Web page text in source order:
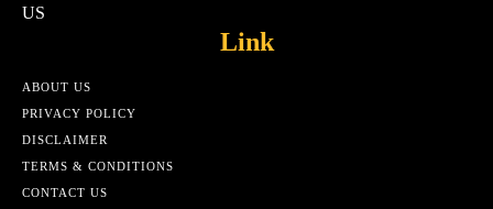
US
Link
ABOUT US
PRIVACY POLICY
DISCLAIMER
TERMS & CONDITIONS
CONTACT US